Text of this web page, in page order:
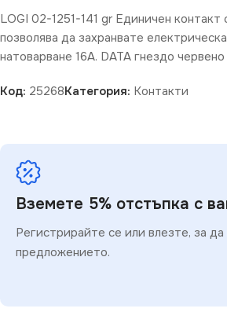
LOGI 02-1251-141 gr Единичен контакт
позволява да захранвате
натоварване 16A. DATA гнездо
Код: 25268Категория: Контакти
Вземете 5% отстъпка с
Регистрирайте се или влезте, за да
предложението.